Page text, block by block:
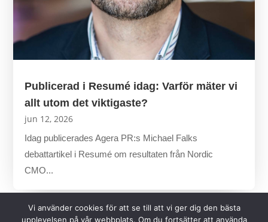
Publicerad i Resumé idag: Varför mäter vi
allt utom det viktigaste?
jun 12, 2026
Idag publicerades Agera PR:s Michael Falks
debattartikel i Resumé om resultaten från Nordic
CMO...
Vi använder cookies för att se till att vi ger dig den bästa
upplevelsen på vår webbplats. Om du fortsätter att använda